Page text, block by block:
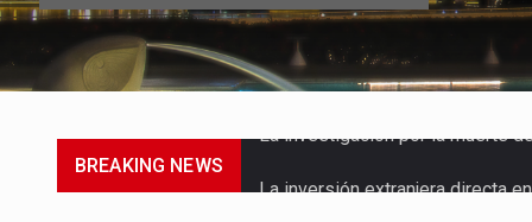
BREAKING NEWS